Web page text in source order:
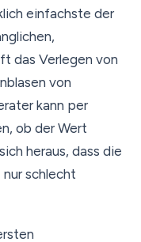
einfachste der
das Verlegen von
von
kann per
ob der Wert
heraus, dass die
schlecht